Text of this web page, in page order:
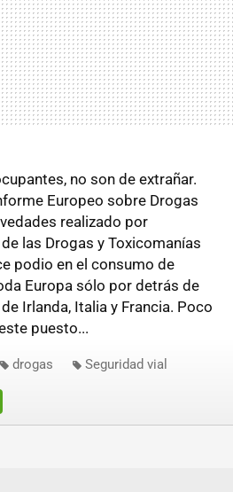
no son de extrañar.
Europeo sobre Drogas
realizado por
las Drogas y Toxicomanías
podio en el consumo de
Europa sólo por detrás de
Irlanda, Italia y Francia. Poco
puesto...
drogas Seguridad vial